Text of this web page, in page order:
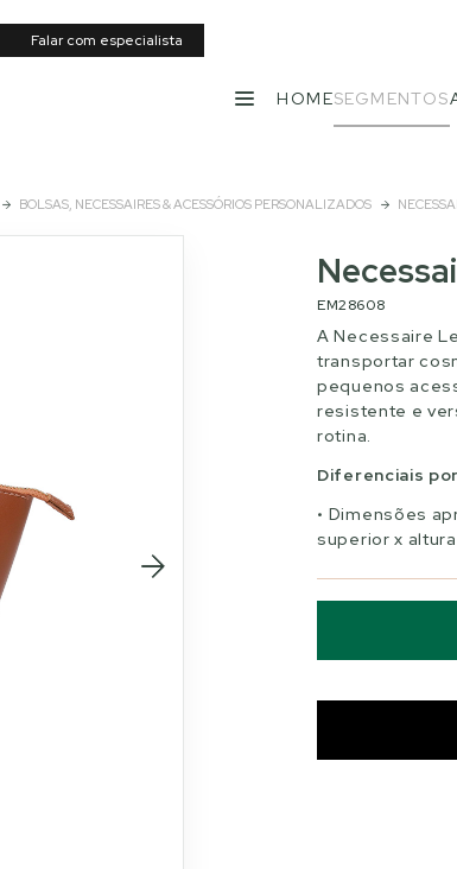
Falar com especialista
MENUHOMESEGMENTOS
BOLSAS, NECESSAIRES & ACESSÓRIOS PERSONALIZADOS
EM28608
A Necessaire
transportar
pequenos
resistente e
rotina.
Diferenciais
Dimensões
superior x